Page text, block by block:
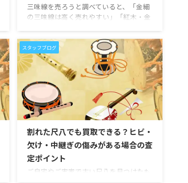
三味線を売ろうと調べていると、「金細
の三味線は高く売れやすい」「紅木・金
といった言葉を見かけることがありま
す。 しかし、三味線に詳しくない方にと
っては、「金細とは何なのか」「どこを
見れば分かるのか」「金細があると本当
に買取価格が上がるのか」が分かりにく
いのではないでしょうか。 金細は、三味
線の棹の継ぎ手部分に金属加工が施され
た仕様のことを指す場合が多く、高級三
味線を見分ける手がかりのひとつになり
ます。特に、紅木の棹、綾杉胴、子持ち
綾杉胴、津軽三味線や義太夫三味線など
の太 ...
スタッフブログ
割れた尺八でも買取できる？ヒビ・
欠け・中継ぎの傷みがある場合の査
定ポイント
ご自宅やご実家で古い尺八を見つけたも